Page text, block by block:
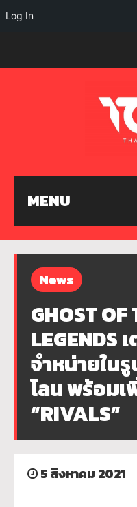
MENU
News
GHOST
LEGENDS
จำหน่ายใน
โลน พร้อมเ
“RIVALS”
5 สิงหาคม 2021
Log In